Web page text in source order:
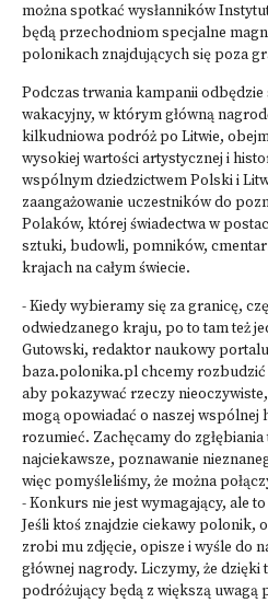
można spotkać wysłanników
będą przechodniom specjalne
polonikach znajdujących się poza
Podczas trwania kampanii
wakacyjny, w którym główną
kilkudniowa podróż po Litwie,
wysokiej wartości artystycznej i
wspólnym dziedzictwem Polski i
zaangażowanie uczestników do
Polaków, której świadectwa w
sztuki, budowli, pomników,
krajach na całym świecie.
- Kiedy wybieramy się za granicę,
odwiedzanego kraju, po to tam też
Gutowski, redaktor naukowy
baza.polonika.pl chcemy
aby pokazywać rzeczy
mogą opowiadać o naszej wspólnej
rozumieć. Zachęcamy do
najciekawsze, poznawanie
więc pomyśleliśmy, że można
- Konkurs nie jest wymagający, ale
Jeśli ktoś znajdzie ciekawy polonik,
zrobi mu zdjęcie, opisze i wyśle do
głównej nagrody. Liczymy, że
podróżujący będą z większą uwagą